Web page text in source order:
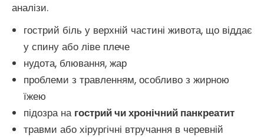
аналізи.
гострий біль у верхній частині живота, що віддає
у спину або ліве плече
нудота, блювання, жар
проблеми з травленням, особливо з жирною
їжею
підозра на гострий чи хронічний панкреатит
травми або хірургічні втручання в черевній